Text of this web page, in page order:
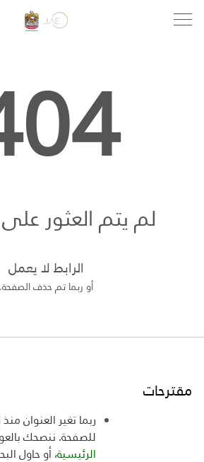
لم يتم العثور
الرابط لا يعمل
أو ربما تم حذف الصفحة.
مقترحات
ربما تغير العنوان
للصفحة. ننصحك
الرئيسية، أو حاول